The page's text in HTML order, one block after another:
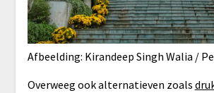
Afbeelding: Kirandeep Singh Walia /
Overweeg ook alternatieven zoals